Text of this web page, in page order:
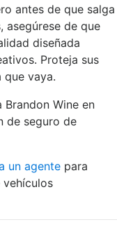
antes de que salga
asegúrese de que
diseñada
Proteja sus
vaya.
Brandon Wine en
de seguro de
un agente para